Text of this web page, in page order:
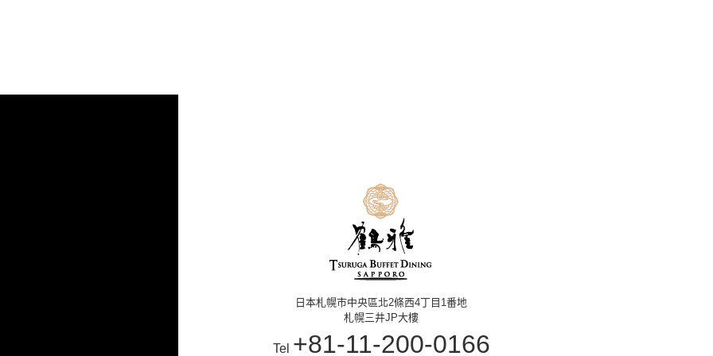
日本札幌市中央區北2條西4丁目1番地
札幌三井JP大樓
Tel +81-11-200-0166